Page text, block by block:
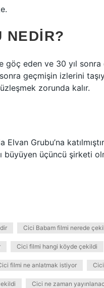
NEDIR?
göç eden ve 30 yıl
geçmişin izlerini
zorunda kalır.
Grubu’na
büyüyen üçüncü şirketi
Cici Babam filmi nerede
Cici filmi hangi köyde çekildi
filmi ne anlatmak istiyor
Cici ne zaman